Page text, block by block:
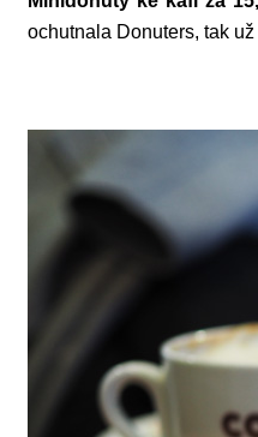
ochutnala Donuters, tak už